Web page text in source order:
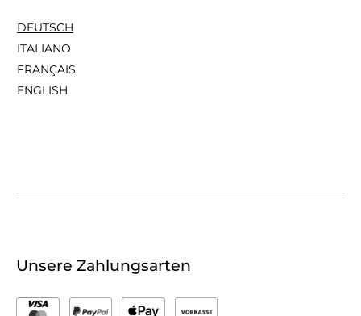
DEUTSCH
ITALIANO
FRANÇAIS
ENGLISH
Unsere Zahlungsarten